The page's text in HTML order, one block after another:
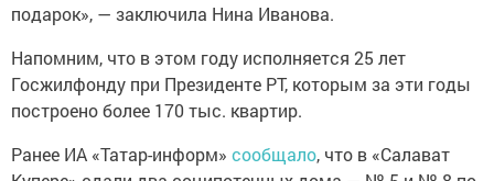
подарок», — заключила Нина Иванова.
Напомним, что в этом году исполняется 25 лет
Госжилфонду при Президенте РТ, которым за эти годы
построено более 170 тыс. квартир.
Ранее ИА «Татар-информ» сообщало, что в «Салават